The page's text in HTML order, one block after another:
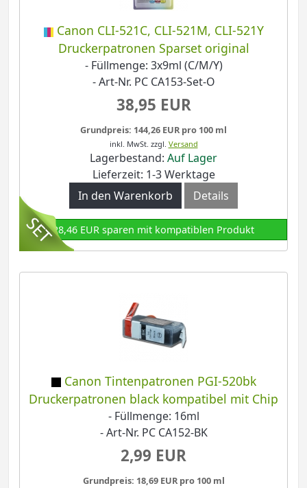
Canon CLI-521C, CLI-521M, CLI-521Y
Druckerpatronen Sparset original
- Füllmenge: 3x9ml (C/M/Y)
- Art-Nr. PC CA153-Set-O
38,95 EUR
Grundpreis: 144,26 EUR pro 100 ml
inkl. MwSt. zzgl. Versand
Lagerbestand: Auf Lager
Lieferzeit: 1-3 Werktage
In den Warenkorb
Details
28,46 EUR sparen mit kompatiblen Produkt
Canon Tintenpatronen PGI-520bk
Druckerpatronen black kompatibel mit Chip
- Füllmenge: 16ml
- Art-Nr. PC CA152-BK
2,99 EUR
Grundpreis: 18,69 EUR pro 100 ml